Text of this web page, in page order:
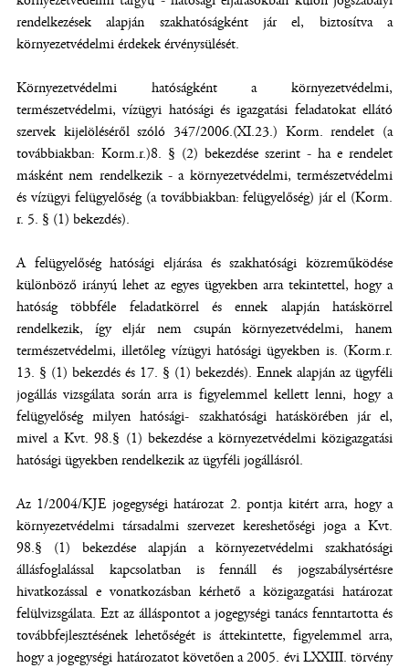
rendelkezések alapján szakhatóságként jár el, biztosítva a
környezetvédelmi érdekek érvénysülését.
Környezetvédelmi hatóságként a környezetvédelmi,
természetvédelmi, vízügyi hatósági és igazgatási feladatokat ellátó
szervek kijelöléséről szóló 347/2006.(XI.23.) Korm. rendelet (a
továbbiakban: Korm.r.)8. § (2) bekezdése szerint - ha e rendelet
másként nem rendelkezik - a környezetvédelmi, természetvédelmi
és vízügyi felügyelőség (a továbbiakban: felügyelőség) jár el (Korm.
r. 5. § (1) bekezdés).
A felügyelőség hatósági eljárása és szakhatósági közreműködése
különböző irányú lehet az egyes ügyekben arra tekintettel, hogy a
hatóság többféle feladatkörrel és ennek alapján hatáskörrel
rendelkezik, így eljár nem csupán környezetvédelmi, hanem
természetvédelmi, illetőleg vízügyi hatósági ügyekben is. (Korm.r.
13. § (1) bekezdés és 17. § (1) bekezdés). Ennek alapján az ügyféli
jogállás vizsgálata során arra is figyelemmel kellett lenni, hogy a
felügyelőség milyen hatósági- szakhatósági hatáskörében jár el,
mivel a Kvt. 98.§ (1) bekezdése a környezetvédelmi közigazgatási
hatósági ügyekben rendelkezik az ügyféli jogállásról.
Az 1/2004/KJE jogegységi határozat 2. pontja kitért arra, hogy a
környezetvédelmi társadalmi szervezet kereshetőségi joga a Kvt.
98.§ (1) bekezdése alapján a környezetvédelmi szakhatósági
állásfoglalással kapcsolatban is fennáll és jogszabálysértésre
hivatkozással e vonatkozásban kérhető a közigazgatási határozat
felülvizsgálata. Ezt az álláspontot a jogegységi tanács fenntartotta és
továbbfejlesztésének lehetőségét is áttekintette, figyelemmel arra,
hogy a jogegységi határozatot követően a 2005. évi LXXIII. törvény